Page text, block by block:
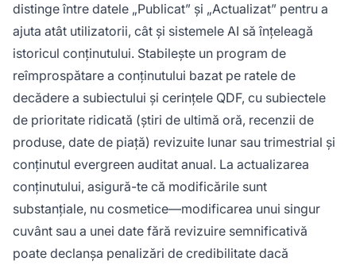
distinge între datele „Publicat” și „Actualizat” pentru a
ajuta atât utilizatorii, cât și sistemele AI să înțeleagă
istoricul conținutului. Stabilește un program de
reîmprospătare a conținutului bazat pe ratele de
decădere a subiectului și cerințele QDF, cu subiectele
de prioritate ridicată (știri de ultimă oră, recenzii de
produse, date de piață) revizuite lunar sau trimestrial și
conținutul evergreen auditat anual. La actualizarea
conținutului, asigură-te că modificările sunt
substanțiale, nu cosmetice—modificarea unui singur
cuvânt sau a unei date fără revizuire semnificativă
poate declanșa penalizări de credibilitate dacă